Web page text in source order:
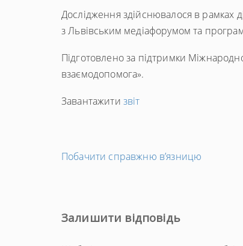
Дослідження здійснювалося в рамках
з Львівським медіафорумом та
Підготовлено за підтримки
взаємодопомога».
Завантажити звіт
←
Побачити справжню в’язницю
Залишити відповідь